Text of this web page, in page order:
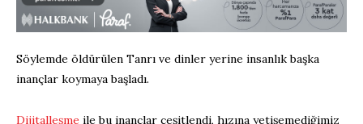
Söylemde öldürülen Tanrı ve dinler yerine insanlık başka
inançlar koymaya başladı.
Dijitalleşme ile bu inançlar çeşitlendi, hızına yetişemediğimiz